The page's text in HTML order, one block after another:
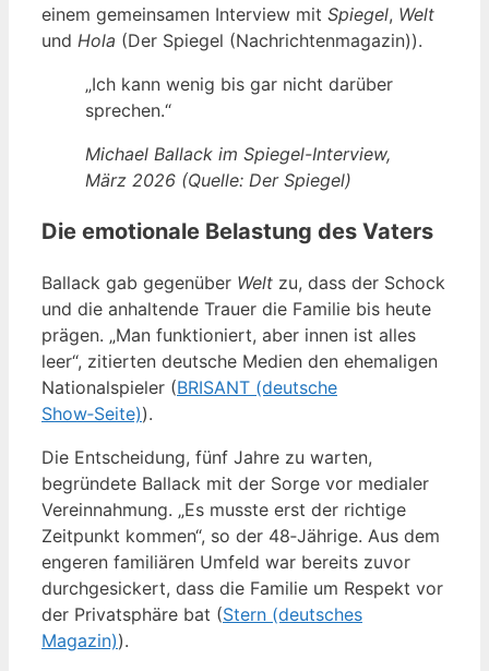
einem gemeinsamen Interview mit Spiegel, Welt
und Hola (Der Spiegel (Nachrichtenmagazin)).
„Ich kann wenig bis gar nicht darüber
sprechen.“
Michael Ballack im Spiegel-Interview,
März 2026 (Quelle: Der Spiegel)
Die emotionale Belastung des Vaters
Ballack gab gegenüber Welt zu, dass der Schock
und die anhaltende Trauer die Familie bis heute
prägen. „Man funktioniert, aber innen ist alles
leer“, zitierten deutsche Medien den ehemaligen
Nationalspieler (BRISANT (deutsche
Show‑Seite)).
Die Entscheidung, fünf Jahre zu warten,
begründete Ballack mit der Sorge vor medialer
Vereinnahmung. „Es musste erst der richtige
Zeitpunkt kommen“, so der 48‑Jährige. Aus dem
engeren familiären Umfeld war bereits zuvor
durchgesickert, dass die Familie um Respekt vor
der Privatsphäre bat (Stern (deutsches
Magazin)).